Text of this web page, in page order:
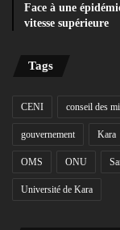
Face à une
vitesse supérieure
Tags
CENI conseil des
gouvernement Kara
OMS ONU
Université de Kara